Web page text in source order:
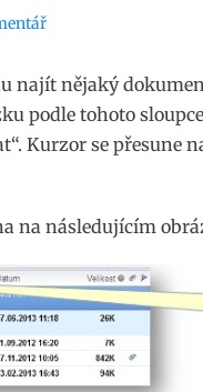
najít nějaký
podle tohoto
Kurzor se přesune
na následujícím